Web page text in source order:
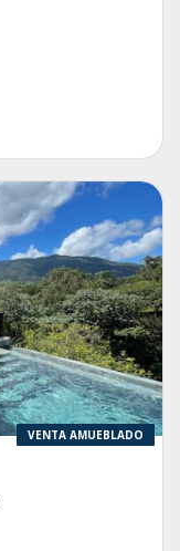
VENTA AMUEBLADO